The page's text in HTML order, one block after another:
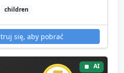
children
się, aby pobrać
AI